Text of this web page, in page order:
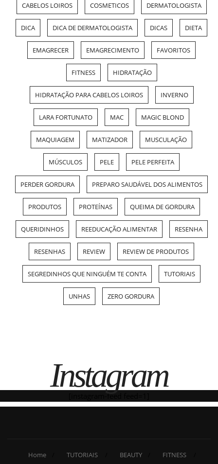
CABELOS LOIROS COSMETICOS DERMATOLOGISTA
DICA DICA DE DERMATOLOGISTA DICAS DIETA
EMAGRECER EMAGRECIMENTO FAVORITOS
FITNESS HIDRATAÇÃO
HIDRATAÇÃO PARA CABELOS LOIROS INVERNO
LARA FORTUNATO MAC MAGIC BLOND
MAQUIAGEM MATIZADOR MUSCULAÇÃO
MÚSCULOS PELE PELE PERFEITA
PERDER GORDURA PREPARO SAUDÁVEL DOS ALIMENTOS
PRODUTOS PROTEÍNAS QUEIMA DE GORDURA
QUERIDINHOS REEDUCAÇÃO ALIMENTAR RESENHA
RESENHAS REVIEW REVIEW DE PRODUTOS
SEGREDINHOS QUE NINGUÉM TE CONTA TUTORIAIS
UNHAS ZERO GORDURA
Instagram
[instagram-feed feed=1]
Home TUTORIAIS BEAUTY
FITNESS